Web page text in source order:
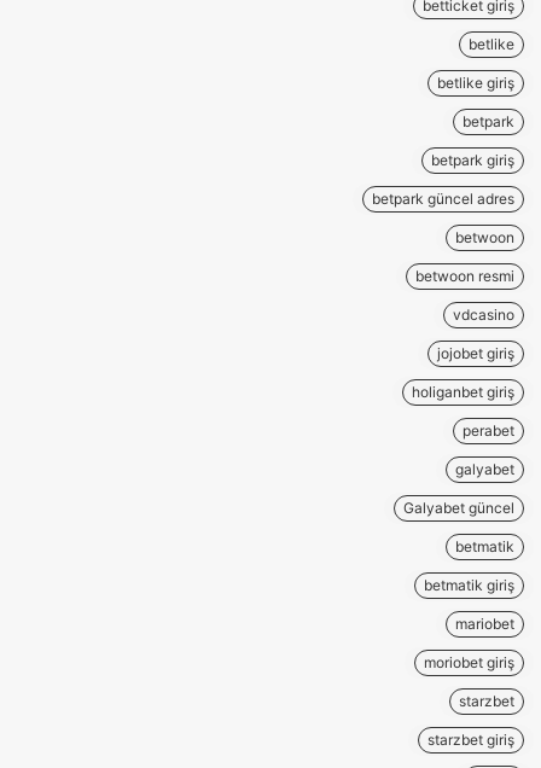
betticket giriş
betlike
betlike giriş
betpark
betpark giriş
betpark güncel adres
betwoon
betwoon resmi
vdcasino
jojobet giriş
holiganbet giriş
perabet
galyabet
Galyabet güncel
betmatik
betmatik giriş
mariobet
moriobet giriş
starzbet
starzbet giriş